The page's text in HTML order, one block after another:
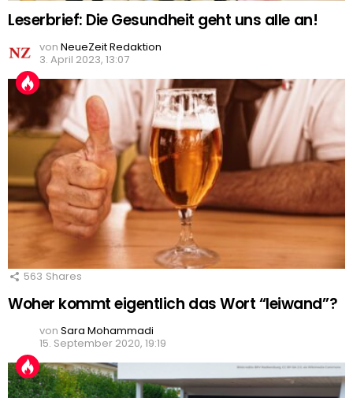
Leserbrief: Die Gesundheit geht uns alle an!
von NeueZeit Redaktion
3. April 2023, 13:07
563 Shares
Woher kommt eigentlich das Wort “leiwand”?
von Sara Mohammadi
15. September 2020, 19:19